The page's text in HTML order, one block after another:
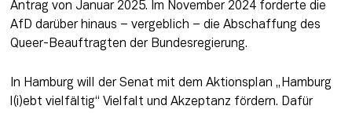
Antrag von Januar 2025. Im November 2024 forderte die
AfD darüber hinaus – vergeblich – die Abschaffung des
Queer-Beauftragten der Bundesregierung.
In Hamburg will der Senat mit dem Aktionsplan „Hamburg
l(i)ebt vielfältig“ Vielfalt und Akzeptanz fördern. Dafür